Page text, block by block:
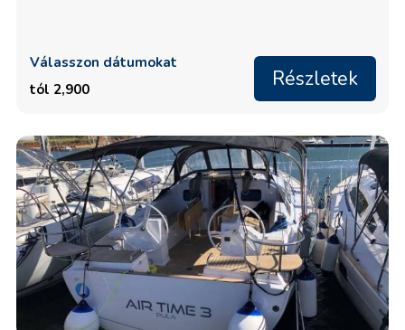
Válasszon dátumokat
tól 2,900
Részletek